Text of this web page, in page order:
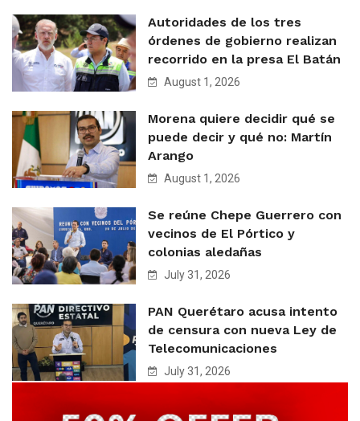
Autoridades de los tres
órdenes de gobierno realizan
recorrido en la presa El Batán
August 1, 2026
Morena quiere decidir qué se
puede decir y qué no: Martín
Arango
August 1, 2026
Se reúne Chepe Guerrero con
vecinos de El Pórtico y
colonias aledañas
July 31, 2026
PAN Querétaro acusa intento
de censura con nueva Ley de
Telecomunicaciones
July 31, 2026